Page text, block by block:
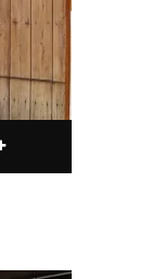
Ce produit a plusieurs variations. Les options peuvent être choisies sur la page du produit